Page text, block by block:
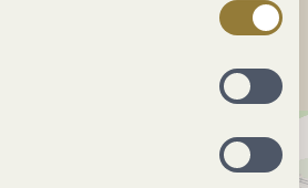
Mit der Auswahl "Alle
Beeinträchtigungen in der Nutzung